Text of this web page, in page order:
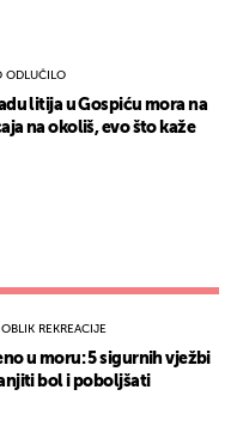
ODLUČILO
litija u Gospiću mora na
na okoliš, evo što kaže
REKREACIJE
u moru: 5 sigurnih vježbi
bol i poboljšati